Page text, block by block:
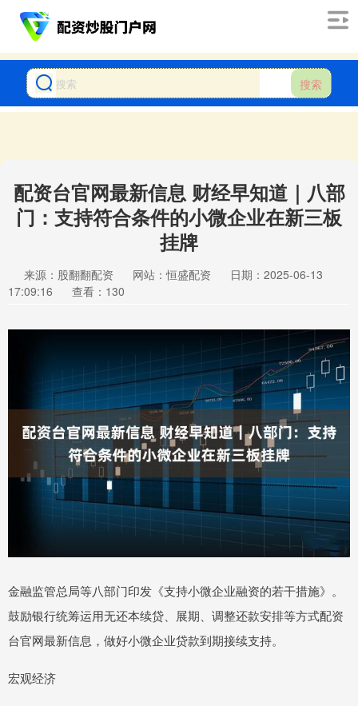
搜索
配资台官网最新信息 财经早知道｜八部
门：支持符合条件的小微企业在新三板
挂牌
来源：股翻翻配资 网站：恒盛配资
日期：2025-06-13
17:09:16
查看：130
金融监管总局等八部门印发《支持小微企业融资的若干措施》。
鼓励银行统筹运用无还本续贷、展期、调整还款安排等方式配资
台官网最新信息，做好小微企业贷款到期接续支持。
宏观经济